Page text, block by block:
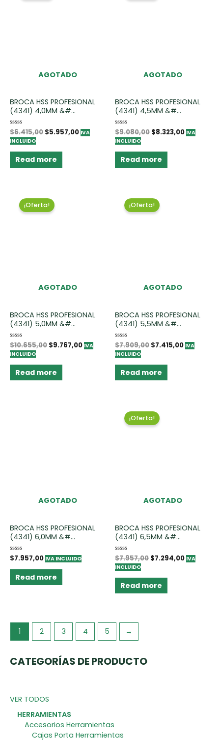
CATEGORÍAS DE PRODUCTO
VER TODOS
HERRAMIENTAS
Accesorios Herramientas
Cajas Porta Herramientas
AGOTADO
BROCA HSS PROFESIONAL
(4341) 4,0MM &#...
Rated
0
out
$6.415,00 $5.957,00 IVA
INCLUIDO
Read more
AGOTADO
BROCA HSS PROFESIONAL
(4341) 4,5MM &#...
Rated
0
out
$9.080,00 $8.323,00 IVA
INCLUIDO
Read more
AGOTADO
¡Oferta!
BROCA HSS PROFESIONAL
(4341) 5,0MM &#...
Rated
0
out
$10.655,00 $9.767,00 IVA
INCLUIDO
Read more
AGOTADO
¡Oferta!
BROCA HSS PROFESIONAL
(4341) 5,5MM &#...
Rated
0
out
$7.909,00 $7.415,00 IVA
INCLUIDO
Read more
AGOTADO
BROCA HSS PROFESIONAL
(4341) 6,0MM &#...
Rated
0
out
$7.957,00 IVA INCLUIDO
Read more
AGOTADO
¡Oferta!
BROCA HSS PROFESIONAL
(4341) 6,5MM &#...
Rated
0
out
$7.957,00 $7.294,00 IVA
INCLUIDO
Read more
1 2 3 4 5 →